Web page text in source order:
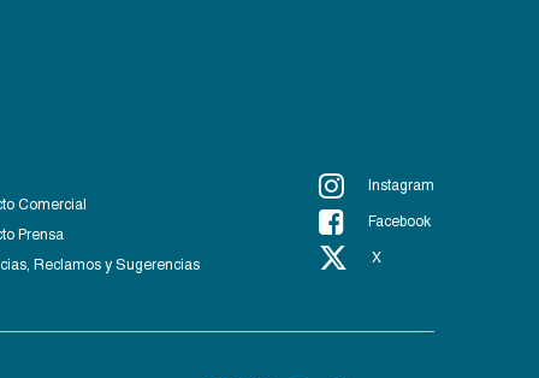
Comercial
Prensa
Reclamos y Sugerencias
Instagram
Facebook
X